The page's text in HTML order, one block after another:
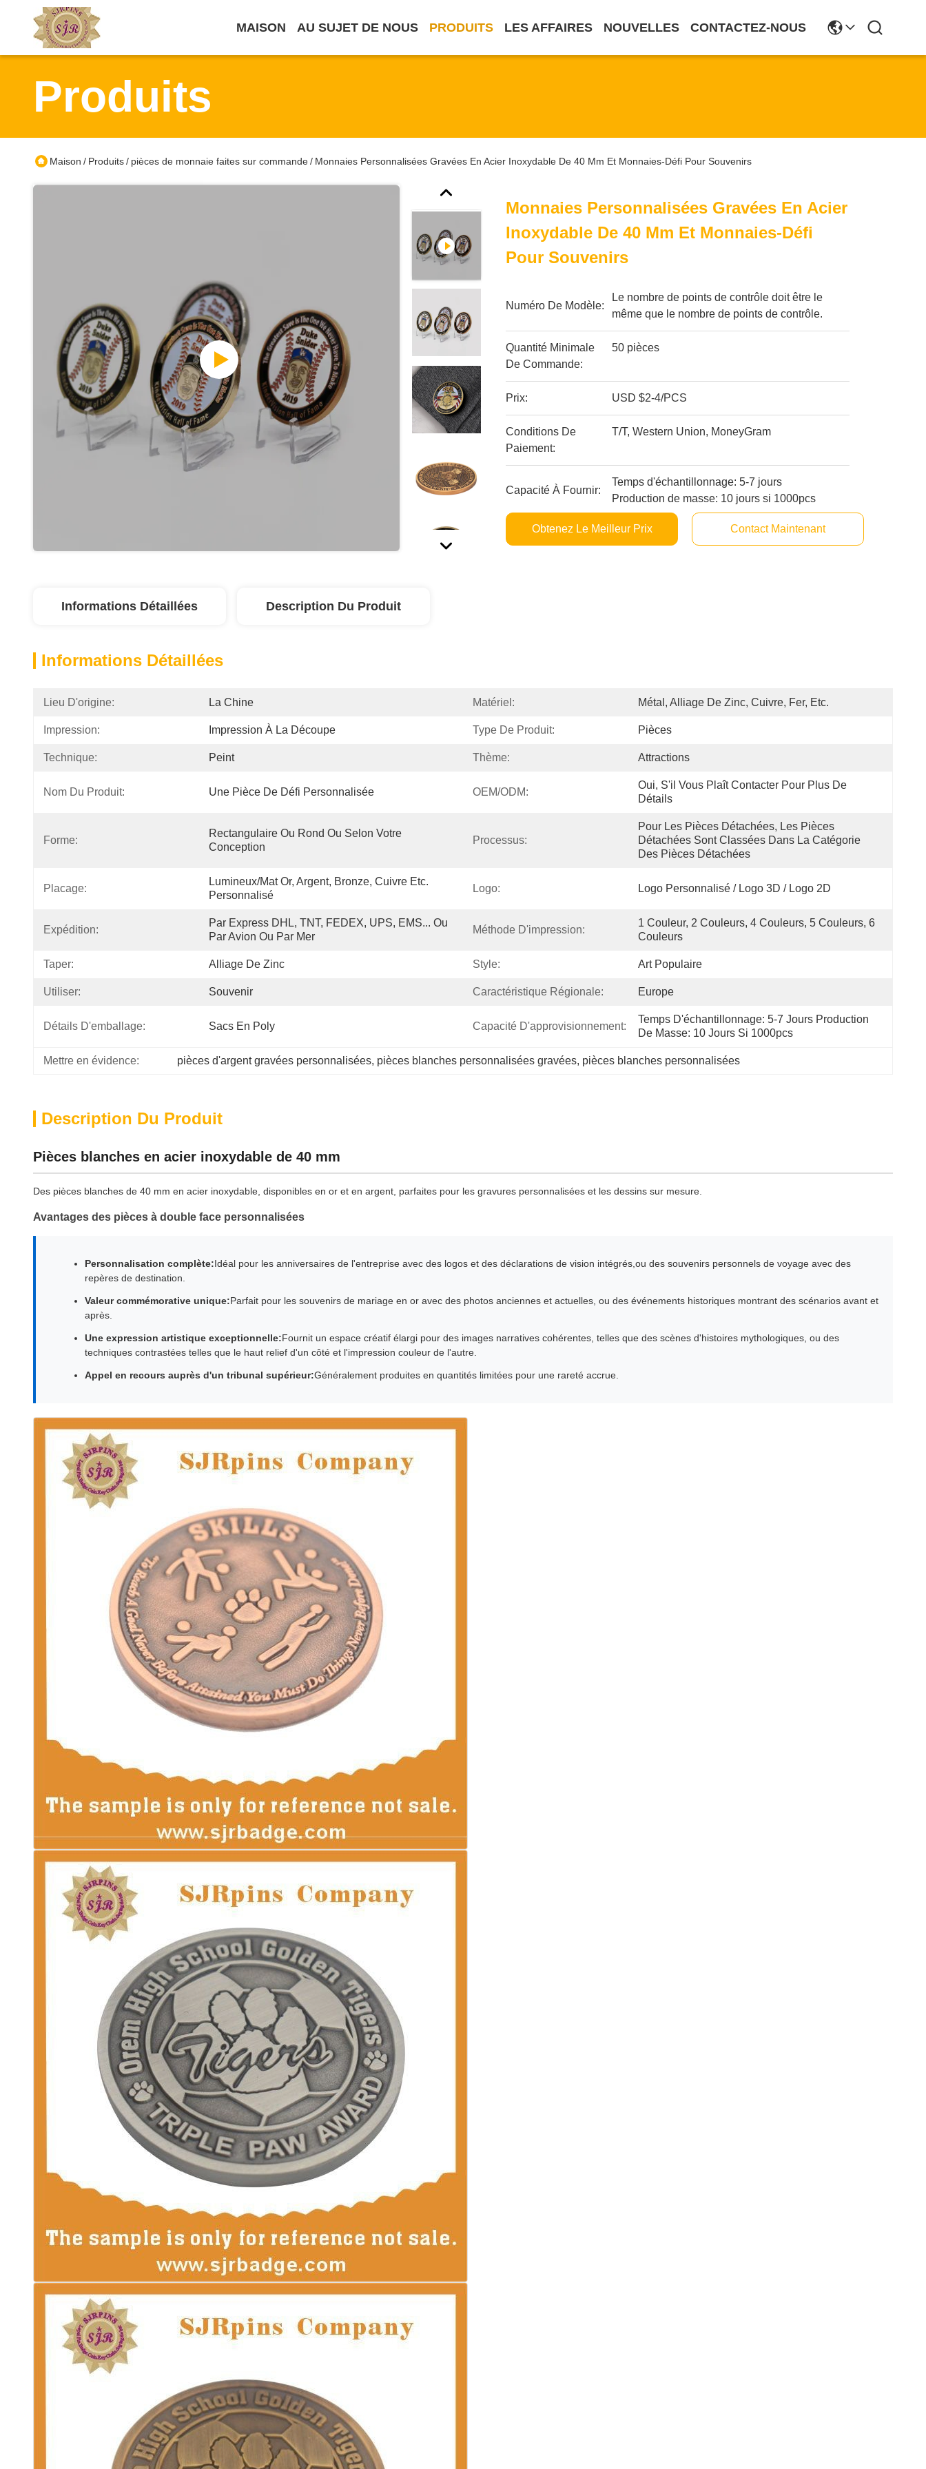
MAISON AU SUJET DE NOUS PRODUITS LES AFFAIRES NOUVELLES CONTACTEZ-NOUS
Produits
Maison / Produits/ pièces de monnaie faites sur commande/ Monnaies Personnalisées Gravées En Acier Inoxydable De 40 Mm Et Monnaies-Défi Pour Souvenirs
Monnaies Personnalisées Gravées En Acier
Inoxydable De 40 Mm Et Monnaies-Défi
Pour Souvenirs
Numéro De Modèle:
Le nombre de points de contrôle doit être le
même que le nombre de points de contrôle.
Quantité Minimale
De Commande:
50 pièces
Prix: USD $2-4/PCS
Conditions De
Paiement:
T/T, Western Union, MoneyGram
Capacité À Fournir:
Temps d'échantillonnage: 5-7 jours
Production de masse: 10 jours si 1000pcs
Obtenez Le Meilleur Prix Contact Maintenant
Informations Détaillées Description Du Produit
Informations Détaillées
Lieu D'origine: La Chine Matériel: Métal, Alliage De Zinc, Cuivre, Fer, Etc.
Impression: Impression À La Découpe Type De Produit: Pièces
Technique: Peint Thème: Attractions
Nom Du Produit: Une Pièce De Défi Personnalisée OEM/ODM:
Oui, S'il Vous Plaît Contacter Pour Plus De
Détails
Forme:
Rectangulaire Ou Rond Ou Selon Votre
Conception
Processus:
Pour Les Pièces Détachées, Les Pièces
Détachées Sont Classées Dans La Catégorie
Des Pièces Détachées
Placage:
Lumineux/mat Or, Argent, Bronze, Cuivre Etc.
Personnalisé
Logo: Logo Personnalisé / Logo 3D / Logo 2D
Expédition:
Par Express DHL, TNT, FEDEX, UPS, EMS... Ou
Par Avion Ou Par Mer
Méthode D'impression:
1 Couleur, 2 Couleurs, 4 Couleurs, 5 Couleurs, 6
Couleurs
Taper: Alliage De Zinc Style: Art Populaire
Utiliser: Souvenir Caractéristique Régionale: Europe
Détails D'emballage: Sacs En Poly Capacité D'approvisionnement:
Temps D'échantillonnage: 5-7 Jours Production
De Masse: 10 Jours Si 1000pcs
Mettre en évidence: pièces d'argent gravées personnalisées, pièces blanches personnalisées gravées, pièces blanches personnalisées
Description Du Produit
Pièces blanches en acier inoxydable de 40 mm
Des pièces blanches de 40 mm en acier inoxydable, disponibles en or et en argent, parfaites pour les gravures personnalisées et les dessins sur mesure.
Avantages des pièces à double face personnalisées
Personnalisation complète:Idéal pour les anniversaires de l'entreprise avec des logos et des déclarations de vision intégrés,ou des souvenirs personnels de voyage avec des
repères de destination.
Valeur commémorative unique:Parfait pour les souvenirs de mariage en or avec des photos anciennes et actuelles, ou des événements historiques montrant des scénarios avant et
après.
Une expression artistique exceptionnelle:Fournit un espace créatif élargi pour des images narratives cohérentes, telles que des scènes d'histoires mythologiques, ou des
techniques contrastées telles que le haut relief d'un côté et l'impression couleur de l'autre.
Appel en recours auprès d'un tribunal supérieur:Généralement produites en quantités limitées pour une rareté accrue.